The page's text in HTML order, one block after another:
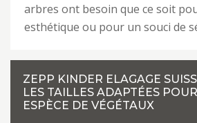
arbres ont besoin que ce soit
esthétique ou pour un souci de
ZEPP KINDER ELAGAGE
LES TAILLES ADAPTÉES
ESPÈCE DE VÉGÉTAUX